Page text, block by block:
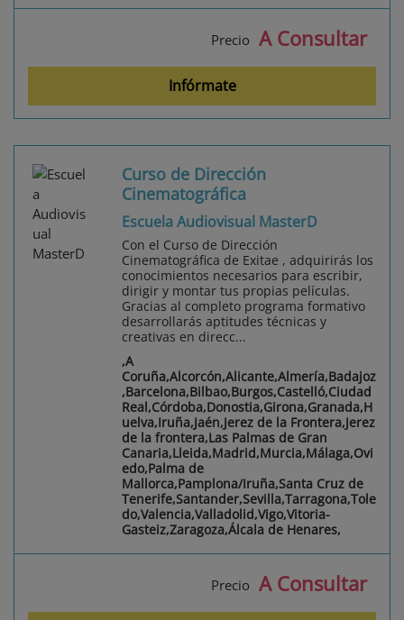
Precio A Consultar
Infórmate
Curso de Dirección
Cinematográfica
Escuela Audiovisual MasterD
Con el Curso de Dirección
Cinematográfica de Exitae , adquirirás los
conocimientos necesarios para escribir,
dirigir y montar tus propias películas.
Gracias al completo programa formativo
desarrollarás aptitudes técnicas y
creativas en direcc...
,A
Coruña,Alcorcón,Alicante,Almería,Badajoz
,Barcelona,Bilbao,Burgos,Castelló,Ciudad
Real,Córdoba,Donostia,Girona,Granada,H
uelva,Iruña,Jaén,Jerez de la Frontera,Jerez
de la frontera,Las Palmas de Gran
Canaria,Lleida,Madrid,Murcia,Málaga,Ovi
edo,Palma de
Mallorca,Pamplona/Iruña,Santa Cruz de
Tenerife,Santander,Sevilla,Tarragona,Tole
do,Valencia,Valladolid,Vigo,Vitoria-
Gasteiz,Zaragoza,Álcala de Henares,
Precio A Consultar